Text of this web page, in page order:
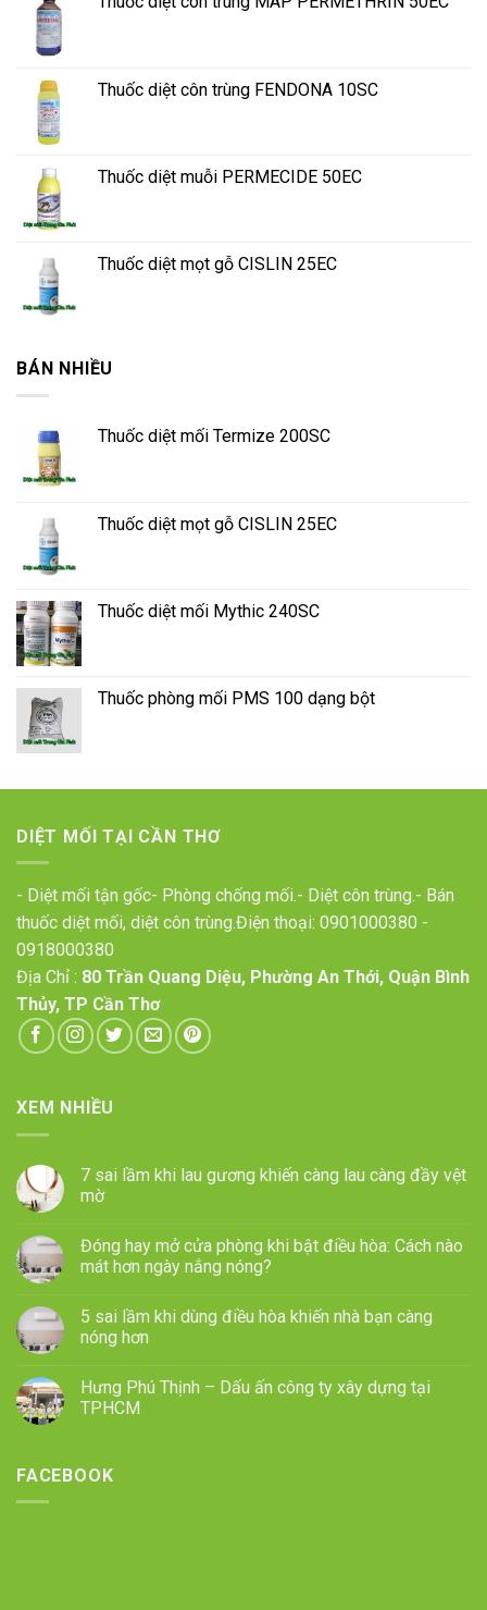
Thuốc diệt côn trùng FENDONA 10SC
Thuốc diệt muỗi PERMECIDE 50EC
Thuốc diệt mọt gỗ CISLIN 25EC
BÁN NHIỀU
Thuốc diệt mối Termize 200SC
Thuốc diệt mọt gỗ CISLIN 25EC
Thuốc diệt mối Mythic 240SC
Thuốc phòng mối PMS 100 dạng bột
DIỆT MỐI TẠI CẦN THƠ
- Diệt mối tận gốc- Phòng chống mối.- Diệt côn trùng.- Bán
thuốc diệt mối, diệt côn trùng.Điện thoại: 0901000380 -
0918000380
Địa Chỉ : 80 Trần Quang Diệu, Phường An Thới, Quận Bình
Thủy, TP Cần Thơ
XEM NHIỀU
7 sai lầm khi lau gương khiến càng lau càng đầy vệt
mờ
Đóng hay mở cửa phòng khi bật điều hòa: Cách nào
mát hơn ngày nắng nóng?
5 sai lầm khi dùng điều hòa khiến nhà bạn càng
nóng hơn
Hưng Phú Thịnh – Dấu ấn công ty xây dựng tại
TPHCM
FACEBOOK